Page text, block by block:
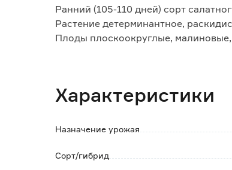
Ранний (105-110 дней) сорт
Растение детерминантное,
Плоды плоскоокруглые,
Характеристики
Назначение урожая
Сорт/гибрид